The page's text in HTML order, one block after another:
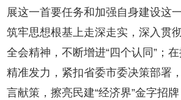
展这一首要任务和加强自身建设这
筑牢思想根基上走深走实，深入贯
全会精神，不断增进“四个认同”；
精准发力，紧扣省委市委决策部署
言献策，擦亮民建“经济界”金字招